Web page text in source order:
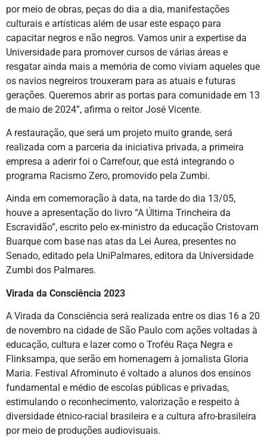
por meio de obras, peças do dia a dia, manifestações
culturais e artísticas além de usar este espaço para
capacitar negros e não negros. Vamos unir a expertise da
Universidade para promover cursos de várias áreas e
resgatar ainda mais a memória de como viviam aqueles que
os navios negreiros trouxeram para as atuais e futuras
gerações. Queremos abrir as portas para comunidade em 13
de maio de 2024”, afirma o reitor José Vicente.
A restauração, que será um projeto muito grande, será
realizada com a parceria da iniciativa privada, a primeira
empresa a aderir foi o Carrefour, que está integrando o
programa Racismo Zero, promovido pela Zumbi.
Ainda em comemoração à data, na tarde do dia 13/05,
houve a apresentação do livro “A Última Trincheira da
Escravidão”, escrito pelo ex-ministro da educação Cristovam
Buarque com base nas atas da Lei Aurea, presentes no
Senado, editado pela UniPalmares, editora da Universidade
Zumbi dos Palmares.
Virada da Consciência 2023
A Virada da Consciência será realizada entre os dias 16 a 20
de novembro na cidade de São Paulo com ações voltadas à
educação, cultura e lazer como o Troféu Raça Negra e
Flinksampa, que serão em homenagem à jornalista Gloria
Maria. Festival Afrominuto é voltado a alunos dos ensinos
fundamental e médio de escolas públicas e privadas,
estimulando o reconhecimento, valorização e respeito à
diversidade étnico-racial brasileira e a cultura afro-brasileira
por meio de produções audiovisuais.